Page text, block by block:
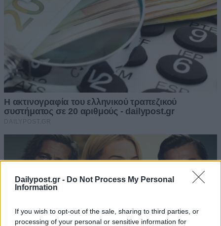
Dailypost.gr - Do Not Process My Personal
Information
If you wish to opt-out of the sale, sharing to third parties, or
processing of your personal or sensitive information for